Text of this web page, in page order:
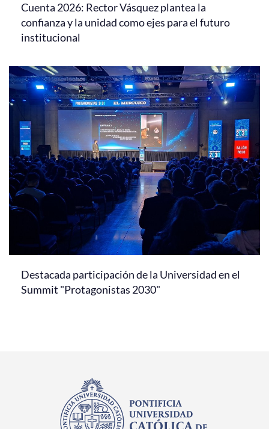
Cuenta 2026: Rector Vásquez plantea la
confianza y la unidad como ejes para el futuro
institucional
Destacada participación de la Universidad en el
Summit "Protagonistas 2030"